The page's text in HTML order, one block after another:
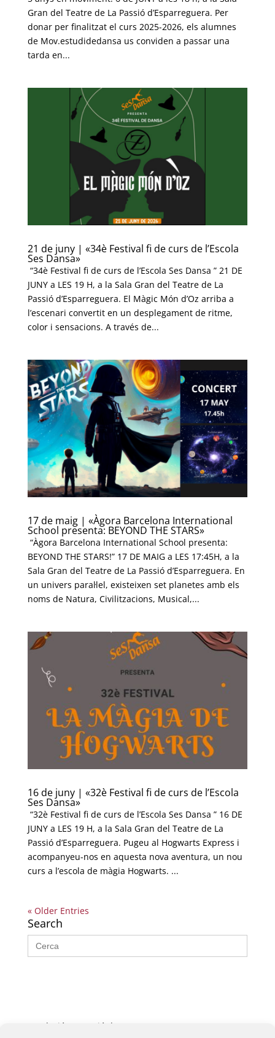
Gran del Teatre de La Passió d’Esparreguera. Per
donar per finalitzat el curs 2025-2026, els alumnes
de Mov.estudidedansa us conviden a passar una
tarda en...
21 de juny | «34è Festival fi de curs de l’Escola
Ses Dansa»
“34è Festival fi de curs de l’Escola Ses Dansa ” 21 DE
JUNY a LES 19 H, a la Sala Gran del Teatre de La
Passió d’Esparreguera. El Màgic Món d’Oz arriba a
l’escenari convertit en un desplegament de ritme,
color i sensacions. A través de...
17 de maig | «Àgora Barcelona International
School presenta: BEYOND THE STARS»
“Àgora Barcelona International School presenta:
BEYOND THE STARS!” 17 DE MAIG a LES 17:45H, a la
Sala Gran del Teatre de La Passió d’Esparreguera. En
un univers paral·lel, existeixen set planetes amb els
noms de Natura, Civilitzacions, Musical,...
16 de juny | «32è Festival fi de curs de l’Escola
Ses Dansa»
“32è Festival fi de curs de l’Escola Ses Dansa ” 16 DE
JUNY a LES 19 H, a la Sala Gran del Teatre de La
Passió d’Esparreguera. Pugeu al Hogwarts Express i
acompanyeu-nos en aquesta nova aventura, un nou
curs a l’escola de màgia Hogwarts. ...
« Older Entries
Search
Search
for:
Fundació La Passió d’Esparreguera, 2026